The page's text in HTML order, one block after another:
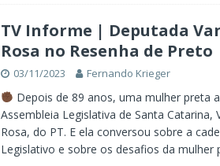
TV Informe | Deputada
Rosa no Resenha de Preto
03/11/2023 Fernando Krieger
Depois de 89 anos, uma mulher preta
Assembleia Legislativa de Santa Catarina,
Rosa, do PT. E ela conversou sobre a
Legislativo e sobre os desafios da mulher